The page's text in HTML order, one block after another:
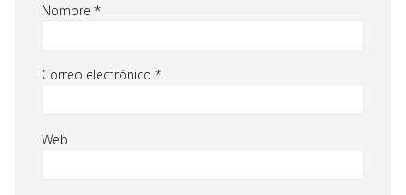
Nombre *
Correo electrónico *
Web